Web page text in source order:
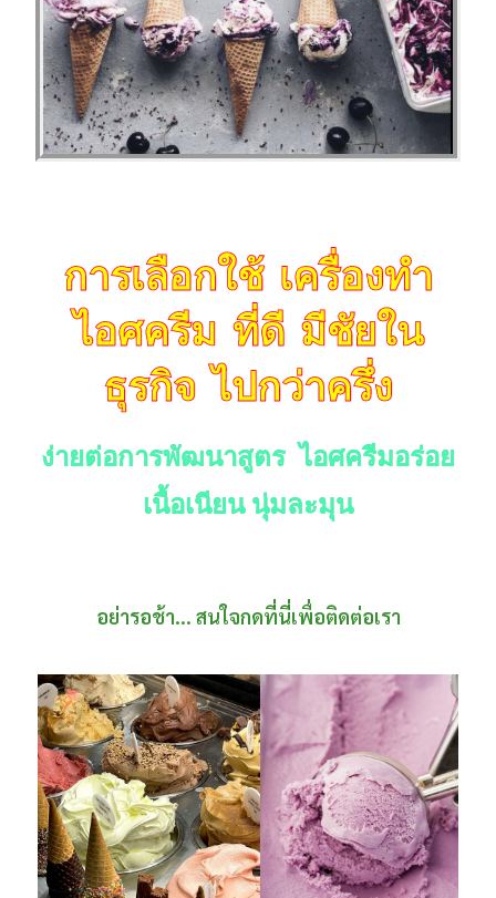
การเลือกใช้ เครื่องทำ
ไอศครีม ที่ดี มีชัยใน
ธุรกิจ ไปกว่าครึ่ง
ง่ายต่อการพัฒนาสูตร ไอศครีมอร่อย
เนื้อเนียน นุ่มละมุน
อย่ารอช้า... สนใจกดที่นี่เพื่อติดต่อเรา